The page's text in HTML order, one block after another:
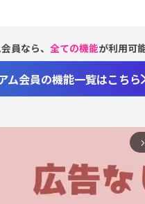
員なら、全ての機能が利用可
ム会員の機能一覧はこちら
arrow_forward_ios